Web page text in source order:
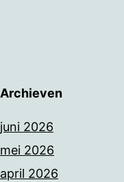
Archieven
juni 2026
mei 2026
april 2026